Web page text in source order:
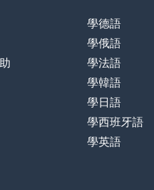
學德語
學俄語
學法語
學韓語
學日語
學西班牙語
學英語